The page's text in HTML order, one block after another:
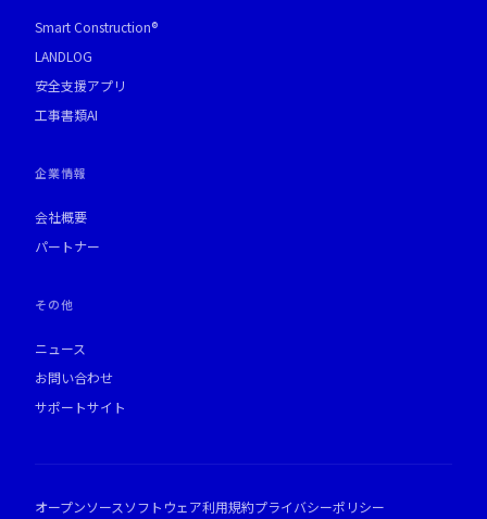
Smart Construction®
LANDLOG
安全支援アプリ
工事書類AI
企業情報
会社概要
パートナー
その他
ニュース
お問い合わせ
サポートサイト
オープンソースソフトウェア利用規約プライバシーポリシー